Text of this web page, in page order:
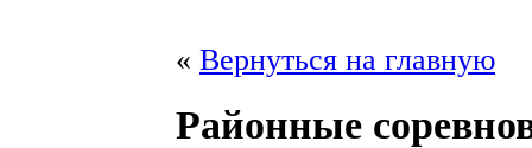
« Вернуться на главную
Районные